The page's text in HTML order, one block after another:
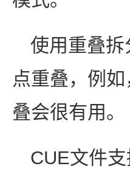
使用重叠
点重叠，例
叠会很有用。
CUE文件